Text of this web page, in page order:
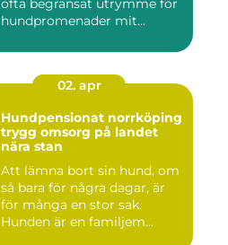
ofta begränsat utrymme för
hundpromenader mit...
02. apr
Hundpensionat norrköping
trygg omsorg på landet
nära stan
Att lämna bort sin hund, om
så bara för några dagar, är
för många en stor sak.
Hunden är en familjem...